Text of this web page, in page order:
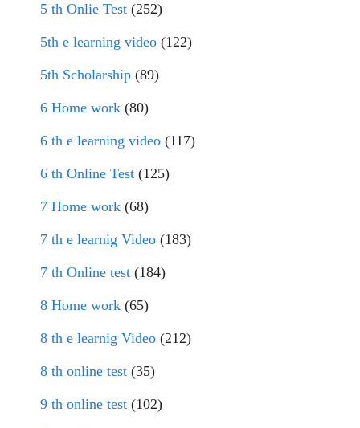
5 th Onlie Test (252)
5th e learning video (122)
5th Scholarship (89)
6 Home work (80)
6 th e learning video (117)
6 th Online Test (125)
7 Home work (68)
7 th e learnig Video (183)
7 th Online test (184)
8 Home work (65)
8 th e learnig Video (212)
8 th online test (35)
9 th online test (102)